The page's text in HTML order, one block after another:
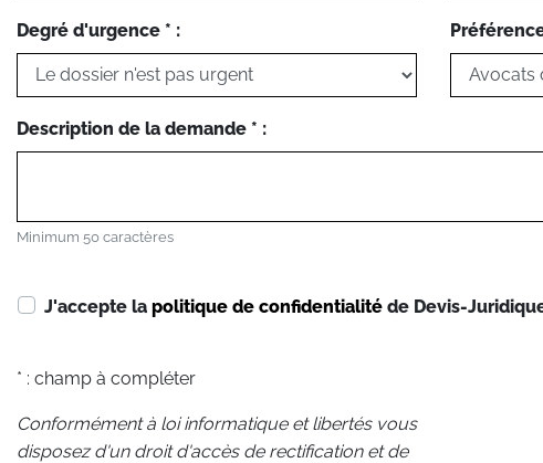
Degré d'urgence * :
Description de la demande * :
Minimum 50 caractères
J'accepte la politique de confidentialité de Devis-
* : champ à compléter
Conformément à loi informatique et libertés vous
disposez d'un droit d'accès de rectification et de